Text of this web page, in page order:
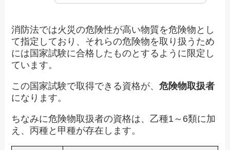
消防法では火災の危険性が高い物質を危険物とし
て指定しており、それらの危険物を取り扱うため
には国家試験に合格したものとするように限定し
ています。
この国家試験で取得できる資格が、危険物取扱者
になります。
ちなみに危険物取扱者の資格は、乙種1～6類に加
え、丙種と甲種が存在します。